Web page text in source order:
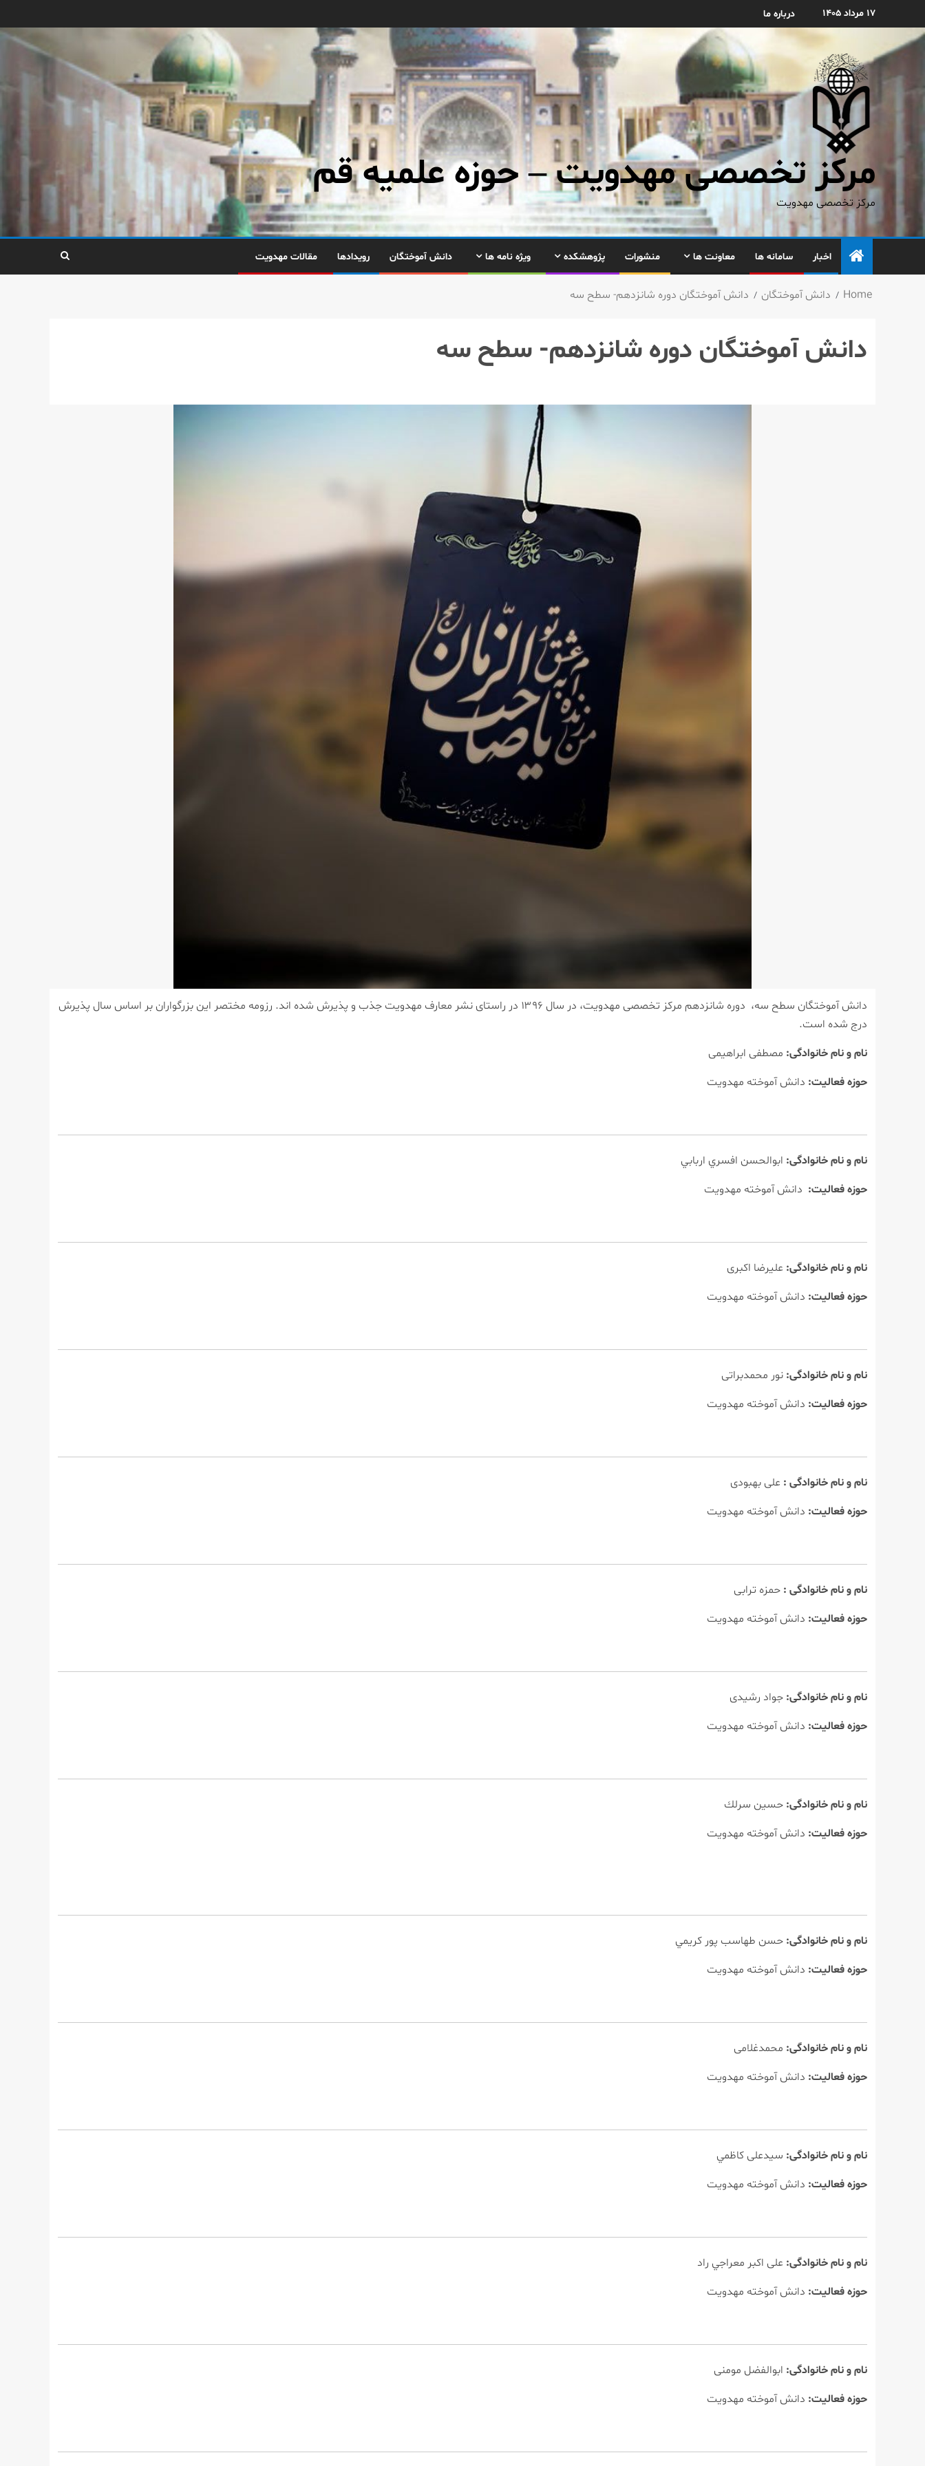
۱۷ مرداد ۱۴۰۵ درباره ما
مرکز تخصصی مهدویت – حوزه علمیه قم
مرکز تخصصی مهدویت
اخبار سامانه ها معاونت ها منشورات پژوهشکده ویژه نامه ها دانش آموختگان رویدادها مقالات مهدویت
Home دانش آموختگان دانش آموختگان دوره شانزدهم- سطح سه
دانش آموختگان دوره شانزدهم- سطح سه
دانش آموختگان سطح سه، دوره شانزدهم مركز تخصصی مهدویت، در سال ۱۳۹۶ در راستای نشر معارف مهدویت جذب و پذیرش شده اند. رزومه مختصر این بزرگواران بر اساس سال پذیرش
درج شده است.
نام و نام خانوادگی: مصطفی ابراهیمی
حوزه فعالیت: دانش آموخته مهدویت
نام و نام خانوادگی: ابوالحسن افسري اربابي
حوزه فعالیت: دانش آموخته مهدویت
نام و نام خانوادگی: علیرضا اكبری
حوزه فعالیت: دانش آموخته مهدویت
نام و نام خانوادگی: نور محمدبراتی
حوزه فعالیت: دانش آموخته مهدویت
نام و نام خانوادگی : علی بهبودی
حوزه فعالیت: دانش آموخته مهدویت
نام و نام خانوادگی : حمزه ترابی
حوزه فعالیت: دانش آموخته مهدویت
نام و نام خانوادگی: جواد رشیدی
حوزه فعالیت: دانش آموخته مهدویت
نام و نام خانوادگی: حسین سرلك
حوزه فعالیت: دانش آموخته مهدویت
نام و نام خانوادگی: حسن طهاسب پور كريمي
حوزه فعالیت: دانش آموخته مهدویت
نام و نام خانوادگی: محمدغلامی
حوزه فعالیت: دانش آموخته مهدویت
نام و نام خانوادگی: سیدعلی كاظمي
حوزه فعالیت: دانش آموخته مهدویت
نام و نام خانوادگی: علی اكبر معراجي راد
حوزه فعالیت: دانش آموخته مهدویت
نام و نام خانوادگی: ابوالفضل مومنی
حوزه فعالیت: دانش آموخته مهدویت